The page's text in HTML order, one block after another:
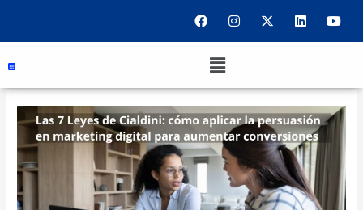
contenido
F
a
c
o
k
I
n
s
r
a
m
X
-
t
t
e
r
L
i
n
i
n
Y
o
u
e
Menu